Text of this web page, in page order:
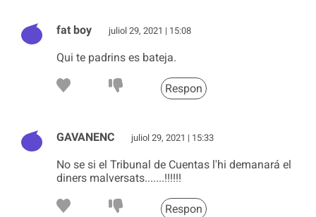
fat boy juliol 29, 2021 | 15:08
Qui te padrins es bateja.
Respon
GAVANENC juliol 29, 2021 | 15:33
No se si el Tribunal de Cuentas l'hi demanará el
diners malversats.......!!!!!!
Respon